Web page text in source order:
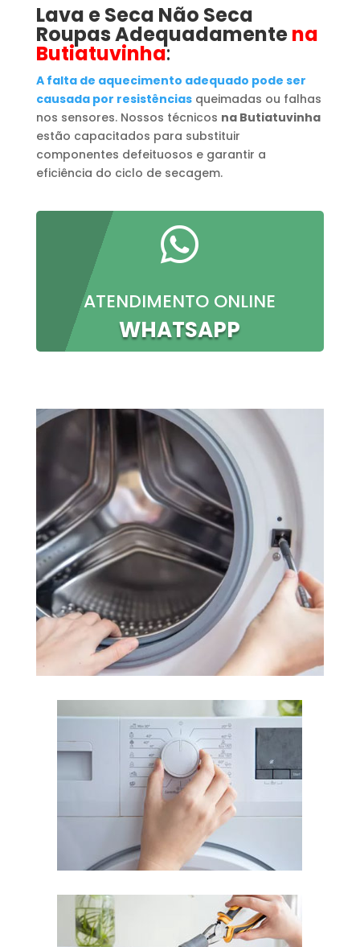
Lava e Seca Não Seca
Roupas Adequadamentena
Butiatuvinha:
A falta de aquecimento adequado pode ser
causada por resistênciasqueimadas ou falhas
nos sensores. Nossos técnicos na Butiatuvinha
estão capacitados para substituir
componentes defeituosos e garantir a
eficiência do ciclo de secagem.

ATENDIMENTO ONLINE
WHATSAPP